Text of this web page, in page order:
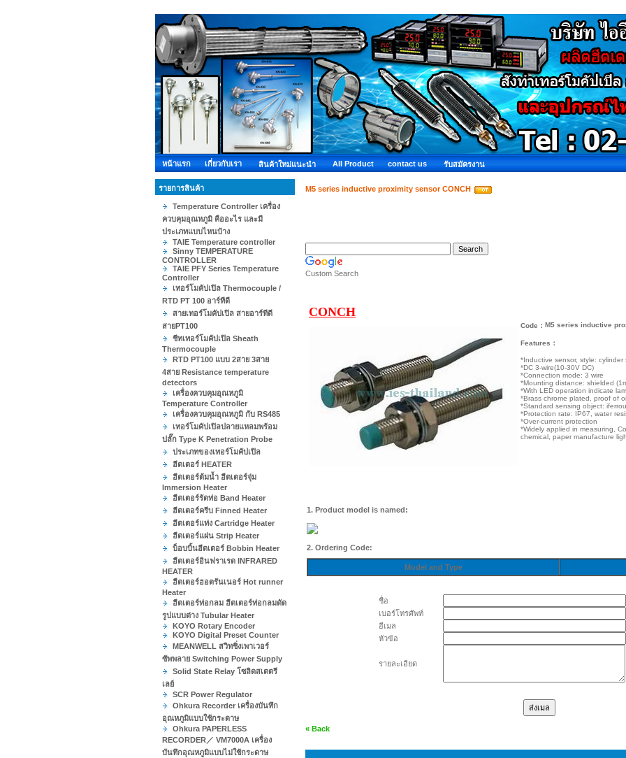
หน้าแรก เกี่ยวกับเรา สินค้าใหม่แนะนำ All Product contact us รับสมัครงาน
รายการสินค้า
Temperature Controller เครื่อง
ควบคุมอุณหภูมิ คืออะไร และมี
ประเภทแบบไหนบ้าง
TAIE Temperature controller
Sinny TEMPERATURE
CONTROLLER
TAIE PFY Series Temperature
Controller
เทอร์โมคัปเปิล Thermocouple /
RTD PT 100 อาร์ทีดี
สายเทอร์โมคัปเปิล สายอาร์ทีดี
สายPT100
ชีทเทอร์โมคัปเปิล Sheath
Thermocouple
RTD PT100 แบบ 2สาย 3สาย
4สาย Resistance temperature
detectors
เครื่องควบคุมอุณหภูมิ
Temperature Controller
เครื่องควบคุมอุณหภูมิ กับ RS485
เทอร์โมคัปเปิลปลายแหลมพร้อม
ปลั๊ก Type K Penetration Probe
ประเภทของเทอร์โมคัปเปิล
ฮีตเตอร์ HEATER
ฮีตเตอร์ต้มน้ำ ฮีตเตอร์จุ่ม
Immersion Heater
ฮีตเตอร์รัดท่อ Band Heater
ฮีตเตอร์ครีบ Finned Heater
ฮีตเตอร์แท่ง Cartridge Heater
ฮีตเตอร์แผ่น Strip Heater
บ็อบบิ้นฮีตเตอร์ Bobbin Heater
ฮีตเตอร์อินฟราเรด INFRARED
HEATER
ฮีตเตอร์ฮอตรันเนอร์ Hot runner
Heater
ฮีตเตอร์ท่อกลม ฮีตเตอร์ท่อกลมดัด
รูปแบบต่าง Tubular Heater
KOYO Rotary Encoder
KOYO Digital Preset Counter
MEANWELL สวิทชิ่งเพาเวอร์
ซัพพลาย Switching Power Supply
Solid State Relay โซลิดสเตตรี
เลย์
SCR Power Regulator
Ohkura Recorder เครื่องบันทึก
อุณหภูมิแบบใช้กระดาษ
Ohkura PAPERLESS
RECORDER／ VM7000A เครื่อง
บันทึกอุณหภูมิแบบไม่ใช้กระดาษ
M5 series inductive proximity sensor CONCH
Custom Search
CONCH
Code： M5 series inductive
Features：
*Inductive sensor, style:
*DC 3-wire(10-30V DC)
*Connection mode: 3 wire
*Mounting distance: shielded
*With LED operation indicate
*Brass chrome plated, proof of
*Standard sensing object:
*Protection rate: IP67, water
*Over-current protection
*Widely applied in measuring,
chemical, paper manufacture
1. Product model is named:
2. Ordering Code:
Model and Type
ชื่อ
เบอร์โทรศัพท์
อีเมล
หัวข้อ
รายละเอียด
« Back